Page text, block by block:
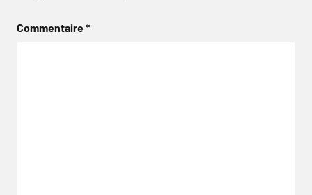
Commentaire*